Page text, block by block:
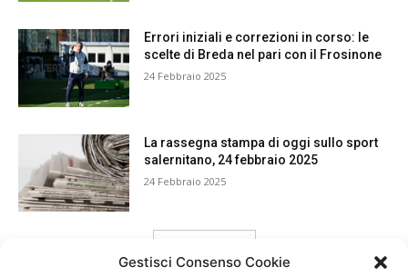
Gestisci Consenso Cookie
Errori iniziali e correzioni in corso: le
scelte di Breda nel pari con il Frosinone
24 Febbraio 2025
La rassegna stampa di oggi sullo sport
salernitano, 24 febbraio 2025
24 Febbraio 2025